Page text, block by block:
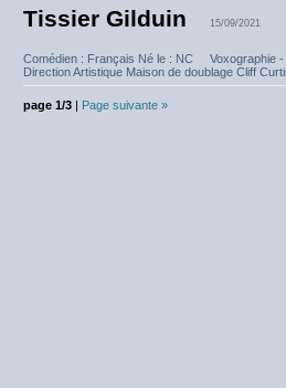
Tissier Gilduin 15/09/2021
Comédien : Français Né le : NC
Direction Artistique Maison de doublage Cliff
page 1/3 | Page suivante »